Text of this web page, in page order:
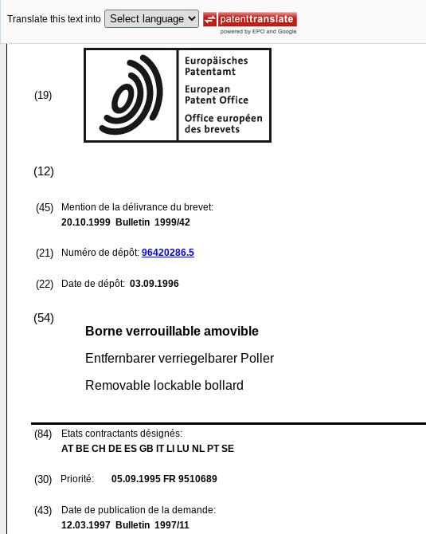
Translate this text into
(19)
(12)
(45)
Mention de la délivrance du brevet:
20.10.1999 Bulletin 1999/42
(21) Numéro de dépôt: 96420286.5
(22) Date de dépôt: 03.09.1996
(54)
Borne verrouillable amovible
Entfernbarer verriegelbarer Poller
Removable lockable bollard
(84)
Etats contractants désignés:
AT BE CH DE ES GB IT LI LU NL PT SE
(30) Priorité: 05.09.1995 FR 9510689
(43)
Date de publication de la demande:
12.03.1997 Bulletin 1997/11